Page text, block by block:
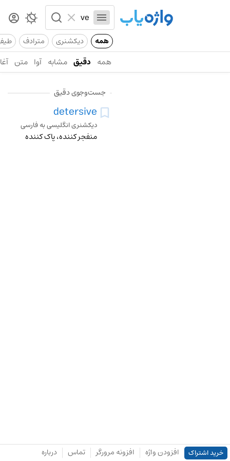
همه دیکشنری مترادف
همه دقیق مشابه آوا متن
جست‌وجوی دقیق
detersive
دیکشنری انگلیسی به فارسی
منفجر کننده، پاک کننده
خرید اشتراک افزودن واژه افزونه مرورگر تماس درباره